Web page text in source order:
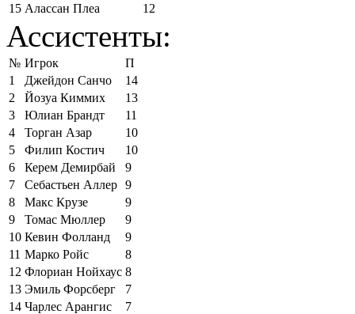
15 Алассан Плеа 12
Ассистенты:
№ Игрок
П
1
Джейдон Санчо
14
2
Йозуа Киммих
13
3
Юлиан Брандт
11
4
Торган Азар
10
5
Филип Костич
10
6
Керем Демирбай
9
7
Себастьен Аллер 9
8
Макс Крузе
9
9
Томас Мюллер
9
10 Кевин Фолланд
9
11 Марко Ройс
8
12 Флориан Нойхаус 8
13 Эмиль Форсберг
7
14 Чарлес Арангис
7